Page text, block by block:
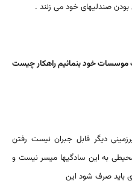
بودن صندلیهای خود می زنند .
موسسات خود بنمائیم راهکار چیست
دیگر قابل جبران نیست رفتن
به این سادگیها میسر نیست و
باید صرف شود این